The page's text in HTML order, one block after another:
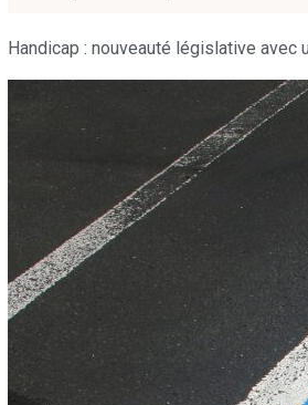
Handicap : nouveauté législative